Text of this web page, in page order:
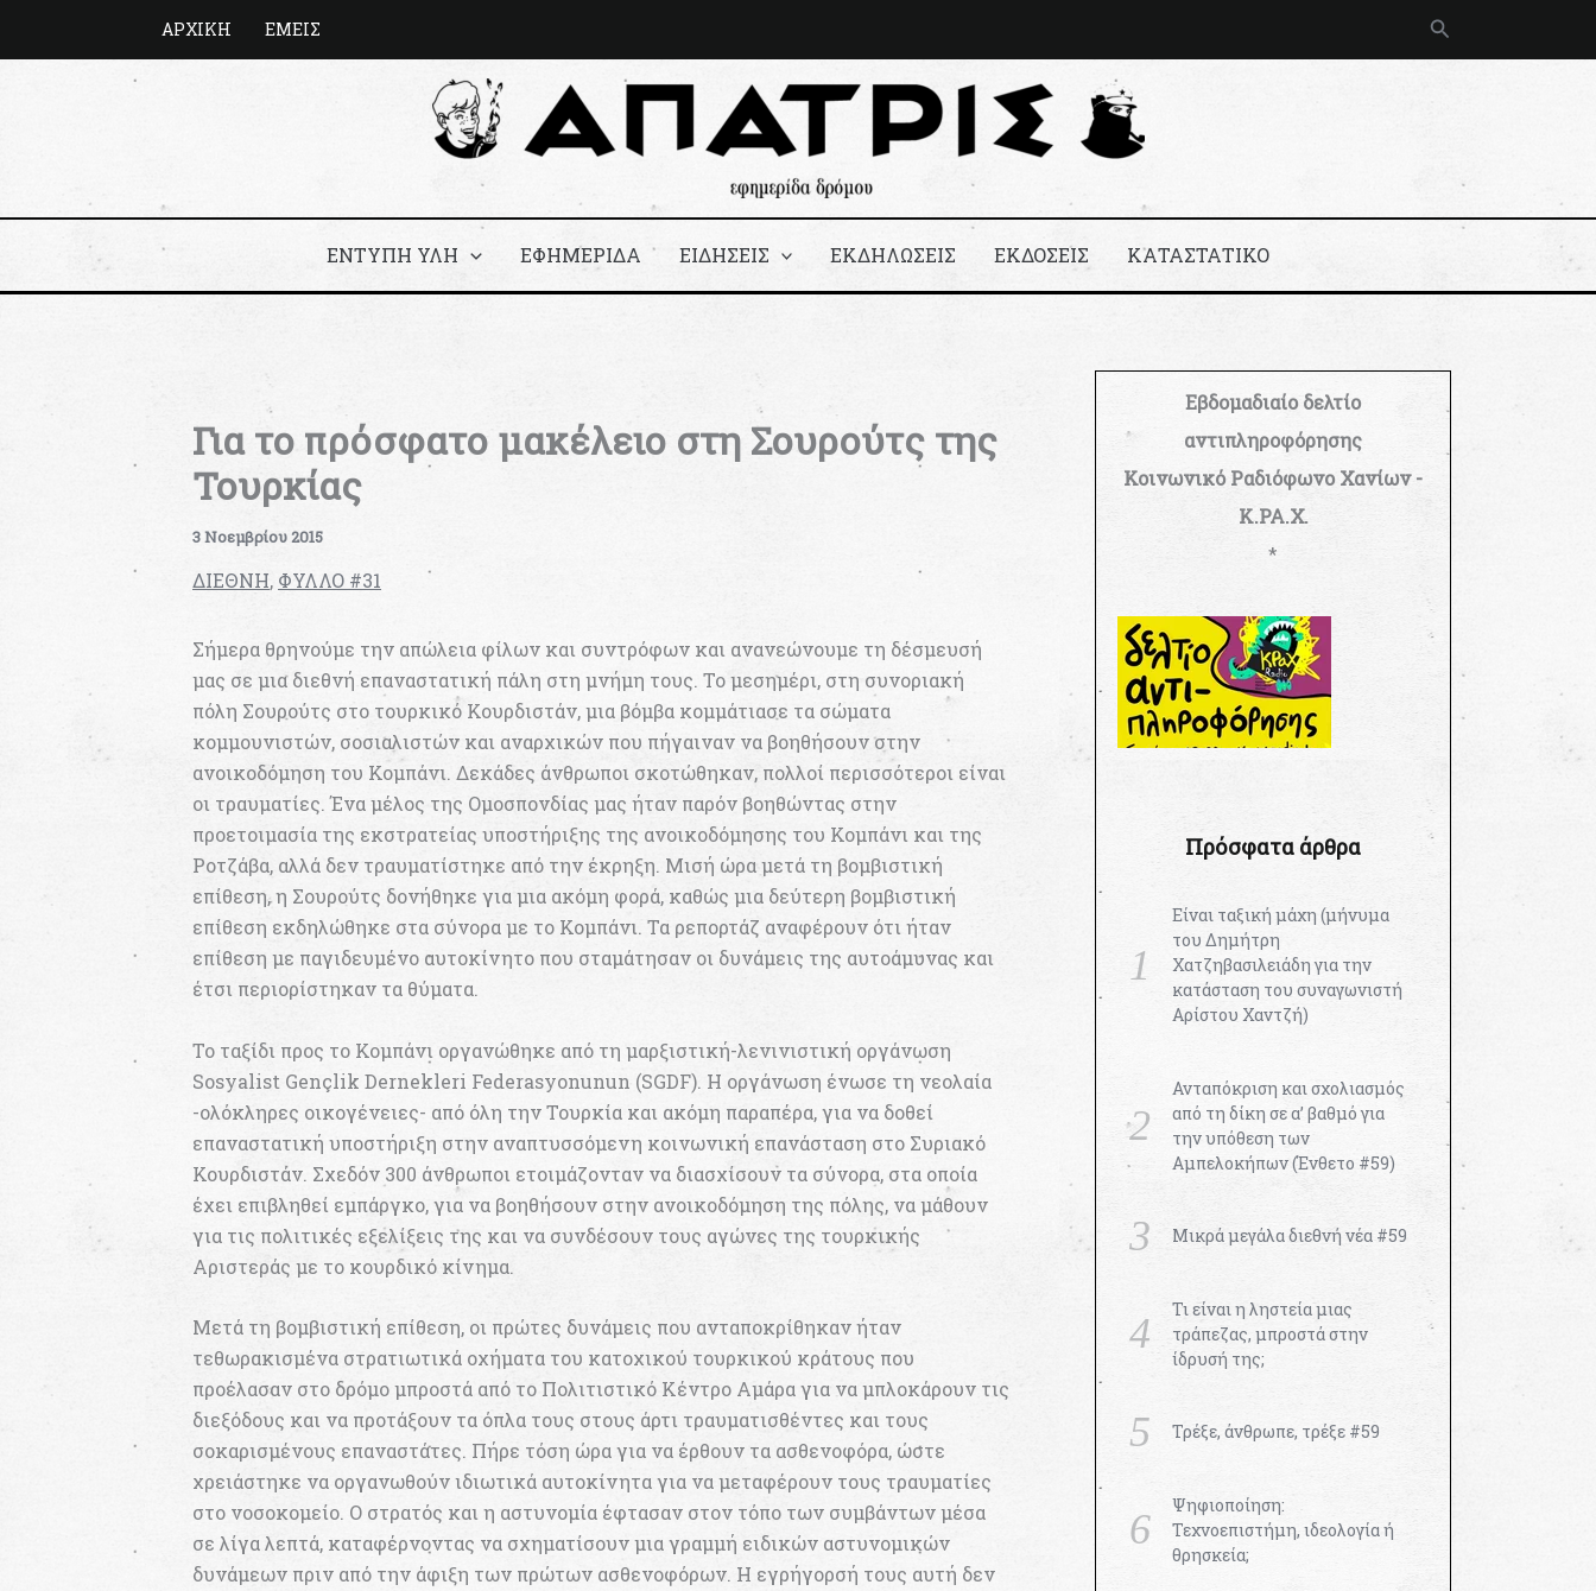
ΑΡΧΙΚΗ ΕΜΕΙΣ Αναζήτηση
ΕΝΤΥΠΗ ΥΛΗ ΕΦΗΜΕΡΙΔΑ ΕΙΔΗΣΕΙΣ ΕΚΔΗΛΩΣΕΙΣ ΕΚΔΟΣΕΙΣ ΚΑΤΑΣΤΑΤΙΚΟ
Για το πρόσφατο μακέλειο στη Σουρούτς της
Τουρκίας
3 Νοεμβρίου 2015
ΔΙΕΘΝΗ, ΦΥΛΛΟ #31
Σήμερα θρηνούμε την απώλεια φίλων και συντρόφων και ανανεώνουμε τη δέσμευσή
μας σε μια διεθνή επαναστατική πάλη στη μνήμη τους. Το μεσημέρι, στη συνοριακή
πόλη Σουρούτς στο τουρκικό Κουρδιστάν, μια βόμβα κομμάτιασε τα σώματα
κομμουνιστών, σοσιαλιστών και αναρχικών που πήγαιναν να βοηθήσουν στην
ανοικοδόμηση του Κομπάνι. Δεκάδες άνθρωποι σκοτώθηκαν, πολλοί περισσότεροι είναι
οι τραυματίες. Ένα μέλος της Ομοσπονδίας μας ήταν παρόν βοηθώντας στην
προετοιμασία της εκστρατείας υποστήριξης της ανοικοδόμησης του Κομπάνι και της
Ροτζάβα, αλλά δεν τραυματίστηκε από την έκρηξη. Μισή ώρα μετά τη βομβιστική
επίθεση, η Σουρούτς δονήθηκε για μια ακόμη φορά, καθώς μια δεύτερη βομβιστική
επίθεση εκδηλώθηκε στα σύνορα με το Κομπάνι. Τα ρεπορτάζ αναφέρουν ότι ήταν
επίθεση με παγιδευμένο αυτοκίνητο που σταμάτησαν οι δυνάμεις της αυτοάμυνας και
έτσι περιορίστηκαν τα θύματα.
Το ταξίδι προς το Κομπάνι οργανώθηκε από τη μαρξιστική-λενινιστική οργάνωση
Sosyalist Gençlik Dernekleri Federasyonunun (SGDF). Η οργάνωση ένωσε τη νεολαία
-ολόκληρες οικογένειες- από όλη την Τουρκία και ακόμη παραπέρα, για να δοθεί
επαναστατική υποστήριξη στην αναπτυσσόμενη κοινωνική επανάσταση στο Συριακό
Κουρδιστάν. Σχεδόν 300 άνθρωποι ετοιμάζονταν να διασχίσουν τα σύνορα, στα οποία
έχει επιβληθεί εμπάργκο, για να βοηθήσουν στην ανοικοδόμηση της πόλης, να μάθουν
για τις πολιτικές εξελίξεις της και να συνδέσουν τους αγώνες της τουρκικής
Αριστεράς με το κουρδικό κίνημα.
Μετά τη βομβιστική επίθεση, οι πρώτες δυνάμεις που ανταποκρίθηκαν ήταν
τεθωρακισμένα στρατιωτικά οχήματα του κατοχικού τουρκικού κράτους που
προέλασαν στο δρόμο μπροστά από το Πολιτιστικό Κέντρο Αμάρα για να μπλοκάρουν τις
διεξόδους και να προτάξουν τα όπλα τους στους άρτι τραυματισθέντες και τους
σοκαρισμένους επαναστάτες. Πήρε τόση ώρα για να έρθουν τα ασθενοφόρα, ώστε
χρειάστηκε να οργανωθούν ιδιωτικά αυτοκίνητα για να μεταφέρουν τους τραυματίες
στο νοσοκομείο. Ο στρατός και η αστυνομία έφτασαν στον τόπο των συμβάντων μέσα
σε λίγα λεπτά, καταφέρνοντας να σχηματίσουν μια γραμμή ειδικών αστυνομικών
δυνάμεων πριν από την άφιξη των πρώτων ασθενοφόρων. Η εγρήγορσή τους αυτή δεν
Εβδομαδιαίο δελτίο
αντιπληροφόρησης
Κοινωνικό Ραδιόφωνο Χανίων -
Κ.ΡΑ.Χ.
*
Πρόσφατα άρθρα
Είναι ταξική μάχη (μήνυμα
του Δημήτρη
Χατζηβασιλειάδη για την
κατάσταση του συναγωνιστή
Αρίστου Χαντζή)
Ανταπόκριση και σχολιασμός
από τη δίκη σε α’ βαθμό για
την υπόθεση των
Αμπελοκήπων (Ένθετο #59)
Μικρά μεγάλα διεθνή νέα #59
Τι είναι η ληστεία μιας
τράπεζας, μπροστά στην
ίδρυσή της;
Τρέξε, άνθρωπε, τρέξε #59
Ψηφιοποίηση:
Τεχνοεπιστήμη, ιδεολογία ή
θρησκεία;